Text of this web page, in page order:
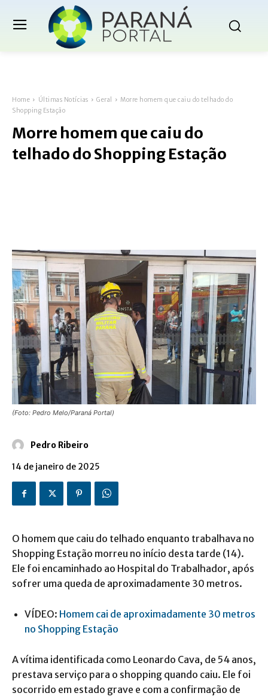
Home Últimas Notícias Geral
Morre homem que caiu do telhado do
Shopping Estação
Morre homem que caiu do
telhado do Shopping Estação
(Foto: Pedro Melo/Paraná Portal)
Pedro Ribeiro
14 de janeiro de 2025
O homem que caiu do telhado enquanto trabalhava no
Shopping Estação morreu no início desta tarde (14).
Ele foi encaminhado ao Hospital do Trabalhador, após
sofrer uma queda de aproximadamente 30 metros.
VÍDEO: Homem cai de aproximadamente 30 metros
no Shopping Estação
A vítima identificada como Leonardo Cava, de 54 anos,
prestava serviço para o shopping quando caiu. Ele foi
socorrido em estado grave e com a confirmação de